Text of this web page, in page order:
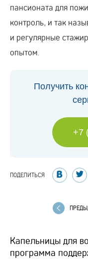
пансионата для
контроль, и так
и регулярные
опытом.
Получить
+7
ПОДЕЛИТЬСЯ
Капельницы для
программа